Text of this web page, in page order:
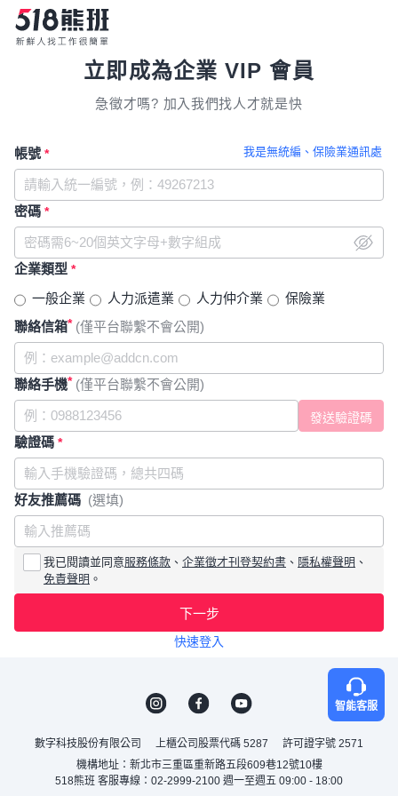
立即成為企業 VIP 會員
急徵才嗎? 加入我們找人才就是快
我是無統編、保險業通訊處
帳號 *
密碼 *
企業類型 *
一般企業 人力派遣業 人力仲介業
保險業
聯絡信箱* (僅平台聯繫不會公開)
聯絡手機* (僅平台聯繫不會公開)
驗證碼 *
好友推薦碼 (選填)
我已閱讀並同意服務條款 、 企業徵才刊登契約書 、 隱私權聲明 、
免責聲明 。
下一步
快速登入
智能客服
數字科技股份有限公司 上櫃公司股票代碼 5287
許可證字號 2571
機構地址：新北市三重區重新路五段609巷12號10樓
518熊班 客服專線：02-2999-2100 週一至週五 09:00 - 18:00